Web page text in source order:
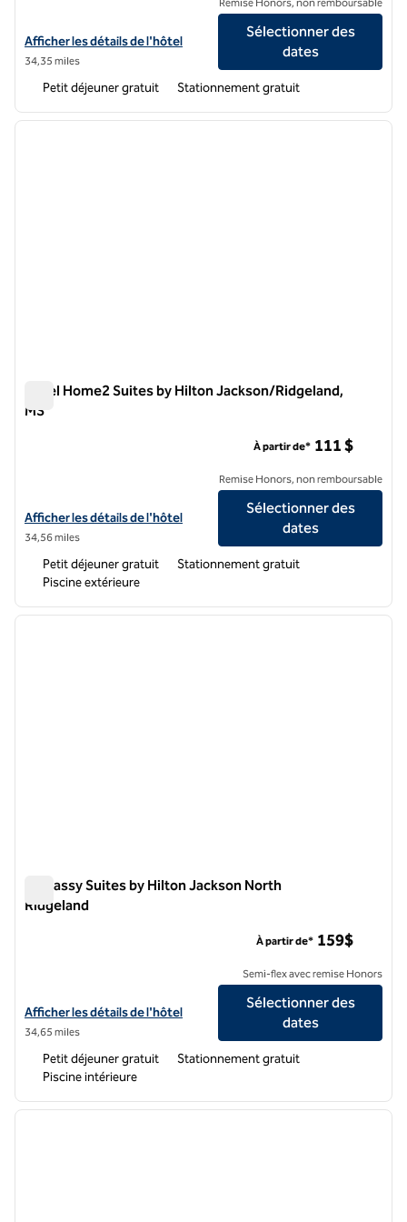
Afficher les détails de l'hôtel Tru by Hilton Ridgeland Jackson
Afficher les détails de l'hôtel
34,35 miles
Remise Honors, non remboursable
Sélectionner des
dates
Petit déjeuner gratuit Stationnement gratuit
1 sur 12
Hôtel Home2 Suites by Hilton Jackson/Ridgeland,
MS
Afficher les détails de l'hôtel Home2 Suites by Hilton Jackson/
Afficher les détails de l'hôtel
34,56 miles
À partir de* 111 $
Remise Honors, non remboursable
Sélectionner des
dates
Petit déjeuner gratuit
Stationnement gratuit
Piscine extérieure
1 sur 12
Embassy Suites by Hilton Jackson North
Ridgeland
Afficher les détails de l'hôtel Embassy Suites by Hilton Jackson
Afficher les détails de l'hôtel
34,65 miles
À partir de* 159$
Semi-flex avec remise Honors
Sélectionner des
dates
Petit déjeuner gratuit
Stationnement gratuit
Piscine intérieure
1 sur 12